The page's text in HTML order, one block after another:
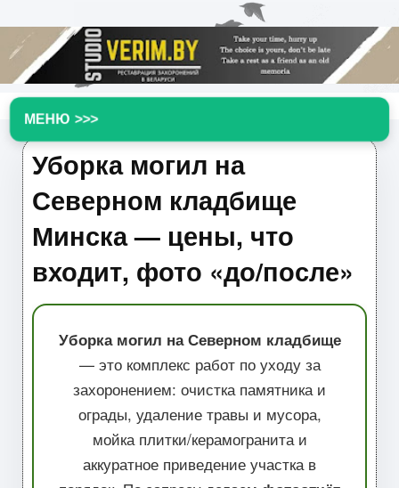
Уборка могил на
Северном кладбище
Минска — цены, что
входит, фото «до/после»
Уборка могил на Северном кладбище
— это комплекс работ по уходу за
захоронением: очистка памятника и
ограды, удаление травы и мусора,
мойка плитки/керамогранита и
аккуратное приведение участка в